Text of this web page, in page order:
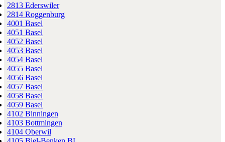
2813 Ederswiler
2814 Roggenburg
4001 Basel
4051 Basel
4052 Basel
4053 Basel
4054 Basel
4055 Basel
4056 Basel
4057 Basel
4058 Basel
4059 Basel
4102 Binningen
4103 Bottmingen
4104 Oberwil